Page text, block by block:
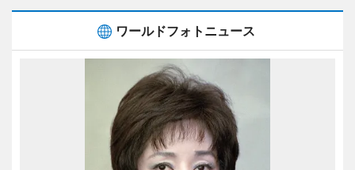
ワールドフォトニュース